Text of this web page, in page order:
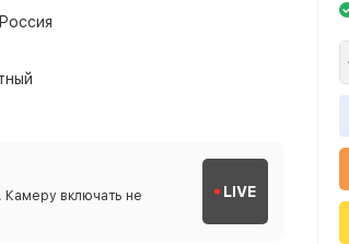
Россия
Камеру включать не
LIVE